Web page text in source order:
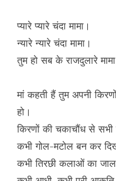
प्यारे प्यारे चंदा मामा।
न्यारे न्यारे चंदा मामा।
तुम हो सब के राजदुलारे
मां कहती हैं तुम अपनी
हो।
किरणों की चकाचौंध से
कभी गोल-मटोल बन कर
कभी तिरछी कलाओं का जाल